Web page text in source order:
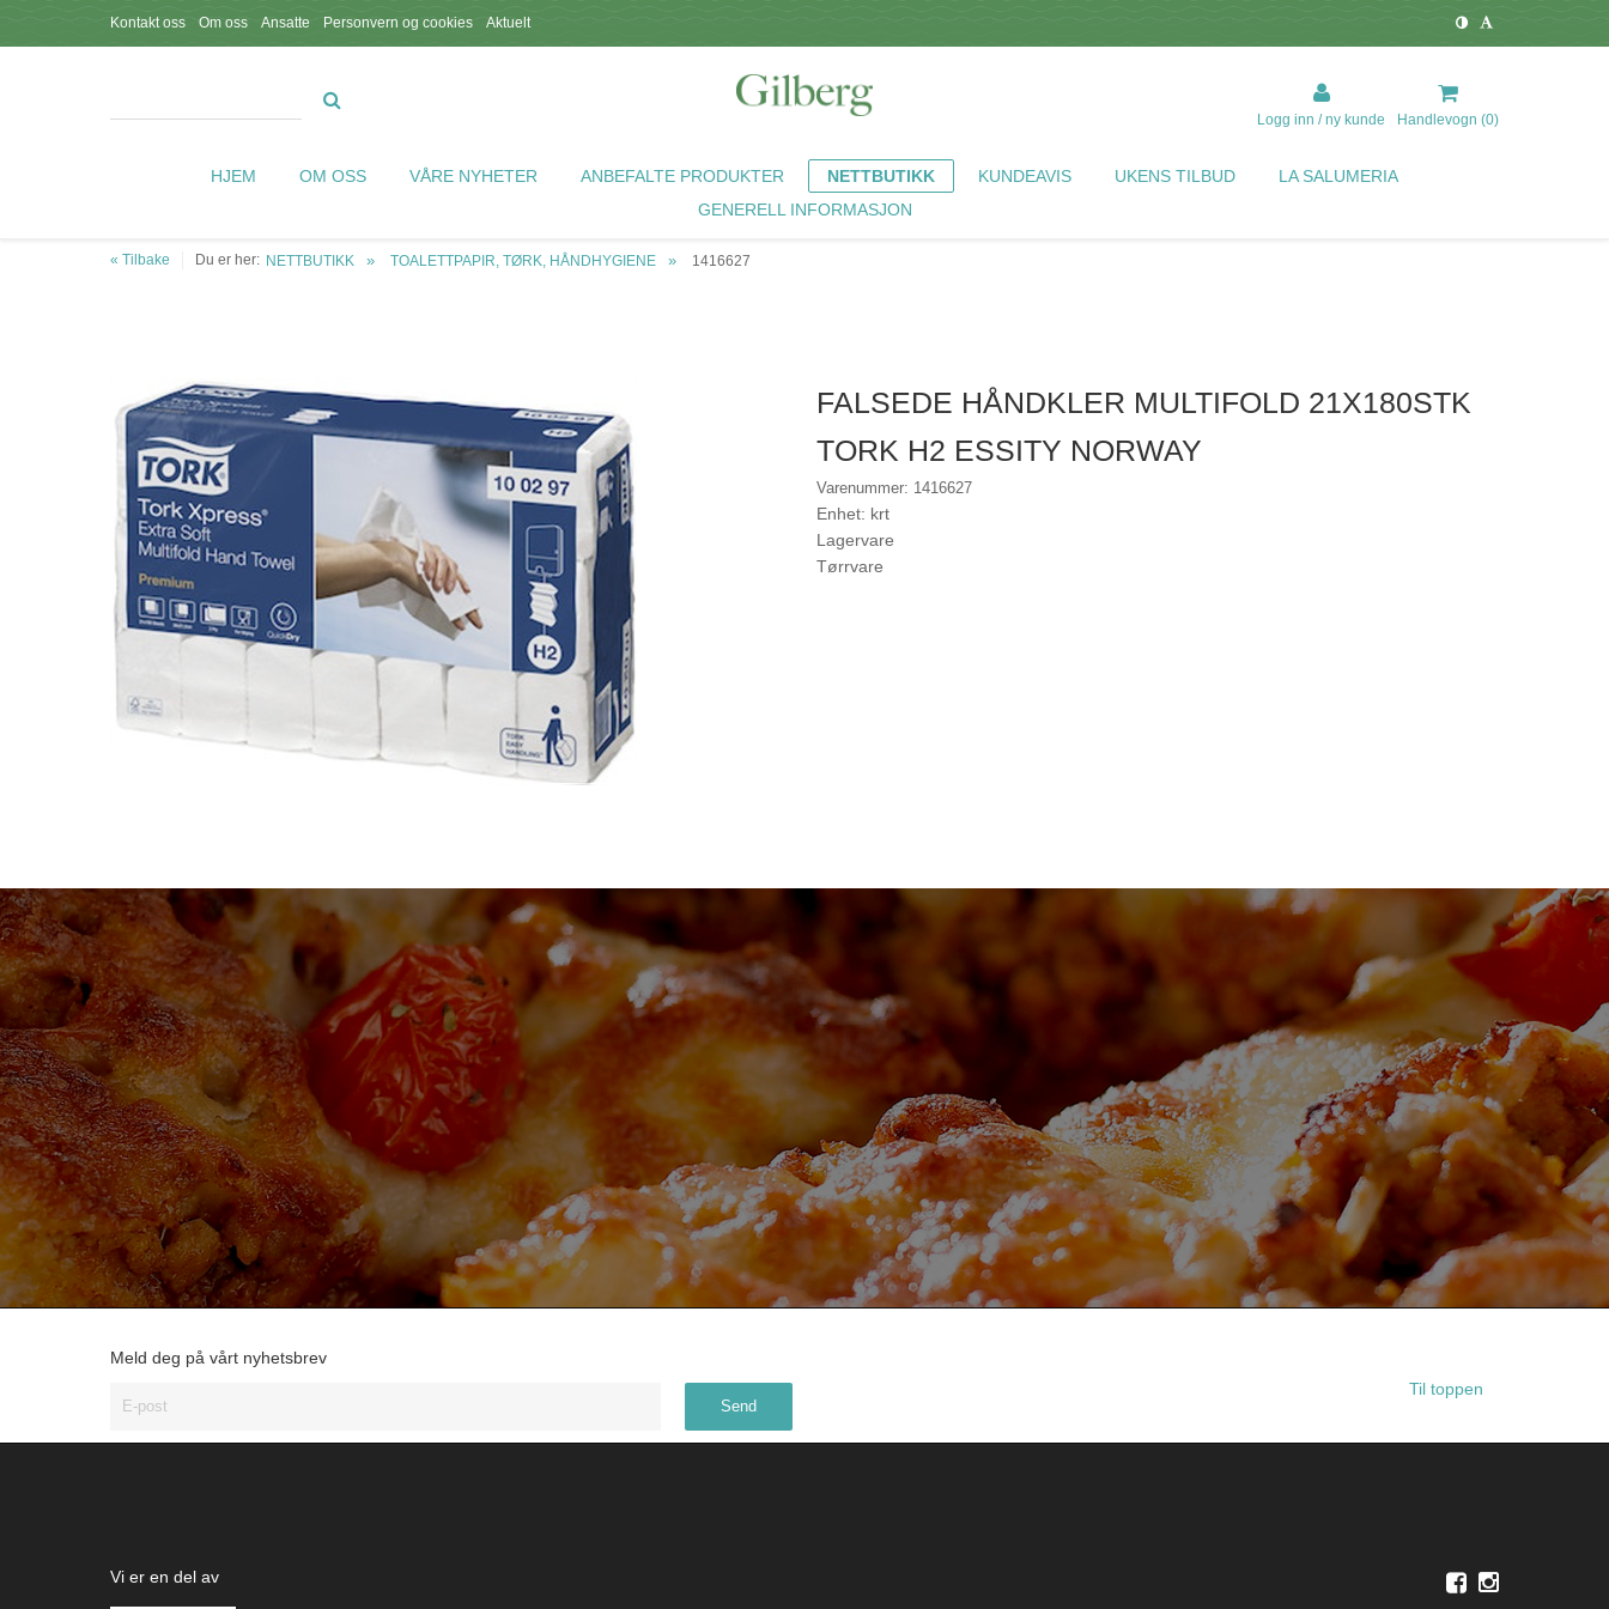
Kontakt oss Om oss Ansatte Personvern og cookies Aktuelt
Logg inn / ny kunde Handlevogn (0)
HJEM OM OSS VÅRE NYHETER ANBEFALTE PRODUKTER NETTBUTIKK KUNDEAVIS UKENS TILBUD
LA SALUMERIA
GENERELL INFORMASJON
« Tilbake Du er her: NETTBUTIKK TOALETTPAPIR, TØRK, HÅNDHYGIENE 1416627
FALSEDE HÅNDKLER MULTIFOLD 21X180STK
TORK H2 ESSITY NORWAY
Varenummer: 1416627
Enhet: krt
Lagervare
Tørrvare
Meld deg på vårt nyhetsbrev
Til toppen
Vi er en del av